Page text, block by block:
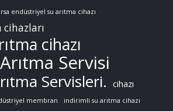
endüstriyel su arıtma cihazı
cihazları
cihazı
Servisi
Servisleri. cihazı
membran indirimli su arıtma cihazı